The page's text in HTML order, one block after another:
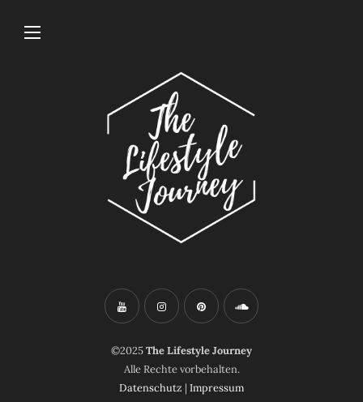
©2025The Lifestyle Journey
Alle Rechte vorbehalten.
Datenschutz | Impressum